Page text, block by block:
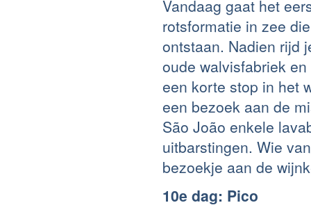
Vandaag gaat het
rotsformatie in zee
ontstaan. Nadien rijd
oude walvisfabriek
een korte stop in het
een bezoek aan de
São João enkele
uitbarstingen. Wie
bezoekje aan de
10e dag: Pico